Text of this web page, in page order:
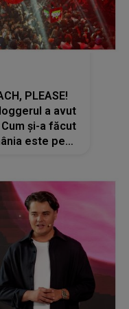
PLEASE!
a avut
și-a făcut
este pe